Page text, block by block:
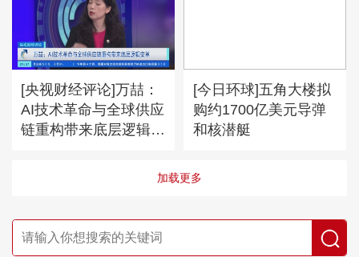
[央视财经评论]万喆：
AI技术革命与全球供应
链重构带来底层逻辑变
[今日环球]五角大楼拟
购约1700亿美元导弹
和核潜艇
加载更多